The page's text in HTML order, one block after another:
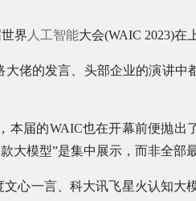
界 人工智能大会(WAIC 2023)在
佬的发言、头部企业的演讲中
本届的WAIC也在开幕前便抛出
大模型”是集中展示，而非全部
心一言、科大讯飞星火认知大